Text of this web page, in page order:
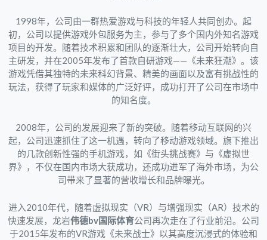
1998年，公司由一群热爱游戏与科技的年轻人共同创办。起
初，公司以提供游戏外包服务为主，参与了多个国内外知名游戏
项目的开发。随着技术积累和团队的逐渐壮大，公司开始转向自
主研发，并在2005年发布了首款自研游戏——《未来狂潮》。该
游戏凭借其独特的未来科幻背景、精美的画面以及富有挑战性的
玩法，获得了玩家和媒体的广泛好评，成功打开了公司在市场中
的知名度。
2008年，公司的发展迎来了新的突破。随着移动互联网的兴
起，公司迅速抓住了这一机遇，转向了移动游戏领域。旗下推出
的几款创新性强的手机游戏，如《街头挑战赛》与《虚拟世
界》，不仅在国内市场大获成功，还成功进军了海外市场，为公
司带来了显著的营收增长和品牌曝光。
进入2010年代，随着虚拟现实（VR）与增强现实（AR）技术的
快速发展，龙岩伟德bv国际体育公司再次走在了行业前沿。公司
于2015年发布的VR游戏《未来战士》以其高度沉浸式的体验和